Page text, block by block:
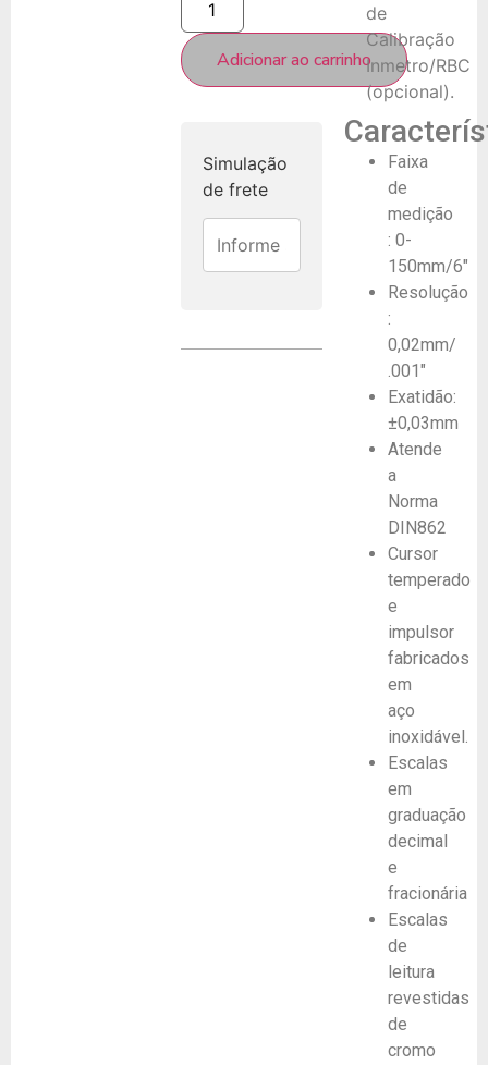
Adicionar ao carrinho
Simulação
de frete
de
Calibração
Inmetro/RBC
(opcional).
Faixa
de
medição
: 0-
150mm/6″
Resolução
:
0,02mm/
.001″
Exatidão:
±0,03mm
Atende
a
Norma
DIN862
Cursor
temperado
e
impulsor
fabricados
em
aço
inoxidável.
Escalas
em
graduação
decimal
e
fracionária
Escalas
de
leitura
revestidas
de
cromo